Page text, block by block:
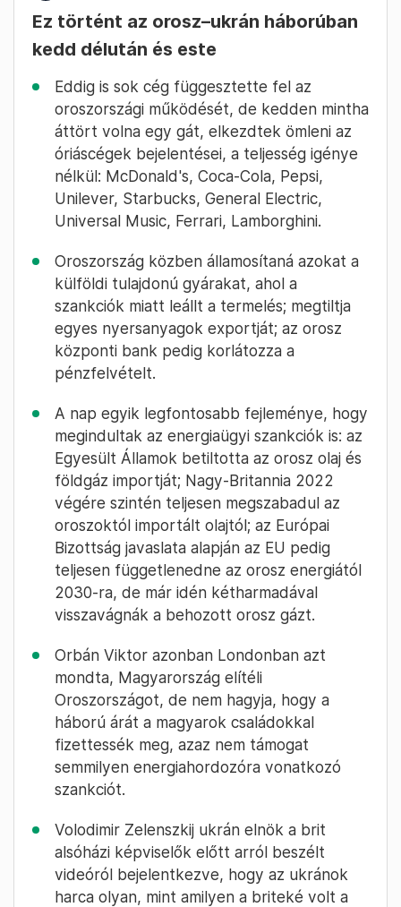
Ez történt az orosz–ukrán háborúban
kedd délután és este
Eddig is sok cég függesztette fel az
oroszországi működését, de kedden mintha
áttört volna egy gát, elkezdtek ömleni az
óriáscégek bejelentései, a teljesség igénye
nélkül: McDonald's, Coca-Cola, Pepsi,
Unilever, Starbucks, General Electric,
Universal Music, Ferrari, Lamborghini.
Oroszország közben államosítaná azokat a
külföldi tulajdonú gyárakat, ahol a
szankciók miatt leállt a termelés; megtiltja
egyes nyersanyagok exportját; az orosz
központi bank pedig korlátozza a
pénzfelvételt.
A nap egyik legfontosabb fejleménye, hogy
megindultak az energiaügyi szankciók is: az
Egyesült Államok betiltotta az orosz olaj és
földgáz importját; Nagy-Britannia 2022
végére szintén teljesen megszabadul az
oroszoktól importált olajtól; az Európai
Bizottság javaslata alapján az EU pedig
teljesen függetlenedne az orosz energiától
2030-ra, de már idén kétharmadával
visszavágnák a behozott orosz gázt.
Orbán Viktor azonban Londonban azt
mondta, Magyarország elítéli
Oroszországot, de nem hagyja, hogy a
háború árát a magyarok családokkal
fizettessék meg, azaz nem támogat
semmilyen energiahordozóra vonatkozó
szankciót.
Volodimir Zelenszkij ukrán elnök a brit
alsóházi képviselők előtt arról beszélt
videóról bejelentkezve, hogy az ukránok
harca olyan, mint amilyen a briteké volt a